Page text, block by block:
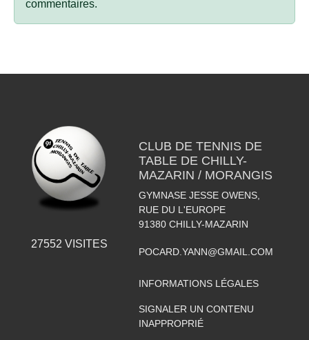
commentaires.
27552 VISITES
CLUB DE TENNIS DE
TABLE DE CHILLY-
MAZARIN / MORANGIS
GYMNASE JESSE OWENS,
RUE DU L'EUROPE
91380 CHILLY-MAZARIN
POCARD.YANN@GMAIL.COM
INFORMATIONS LÉGALES
SIGNALER UN CONTENU
INAPPROPRIÉ